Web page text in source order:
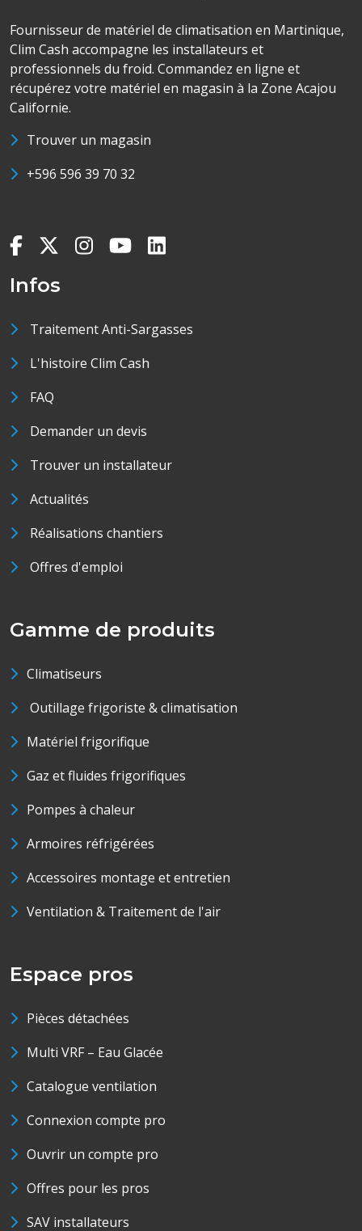
Fournisseur de matériel de climatisation en Martinique,
Clim Cash accompagne les installateurs et
professionnels du froid. Commandez en ligne et
récupérez votre matériel en magasin à la Zone Acajou
Californie.
Trouver un magasin
+596 596 39 70 32
Infos
Traitement Anti-Sargasses
L'histoire Clim Cash
FAQ
Demander un devis
Trouver un installateur
Actualités
Réalisations chantiers
Offres d'emploi
Gamme de produits
Climatiseurs
Outillage frigoriste & climatisation
Matériel frigorifique
Gaz et fluides frigorifiques
Pompes à chaleur
Armoires réfrigérées
Accessoires montage et entretien
Ventilation & Traitement de l'air
Espace pros
Pièces détachées
Multi VRF – Eau Glacée
Catalogue ventilation
Connexion compte pro
Ouvrir un compte pro
Offres pour les pros
SAV installateurs